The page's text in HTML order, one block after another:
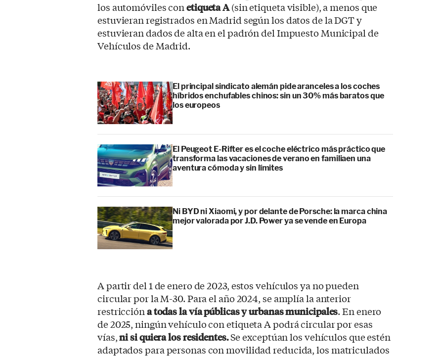
los automóviles conetiqueta A(sin etiqueta visible), a menos que
estuvieran registrados en Madrid según los datos de la DGT y
estuvieran dados de alta en el padrón del Impuesto Municipal de
Vehículos de Madrid.
El principal sindicato alemán pide aranceles a los coches
híbridos enchufables chinos: sin un 30% más baratos que
los europeos
El Peugeot E-Rifter es el coche eléctrico más práctico que
transforma las vacaciones de verano en familiaen una
aventura cómoda y sin límites
Ni BYD ni Xiaomi, y por delante de Porsche: la marca china
mejor valorada por J.D. Power ya se vende en Europa
A partir del 1 de enero de 2023, estos vehículos ya no pueden
circular por la M-30. Para el año 2024, se amplía la anterior
restriccióna todas la vía públicas y urbanas municipales. En enero
de 2025, ningún vehículo con etiqueta A podrá circular por esas
vías,ni si quiera los residentes.Se exceptúan los vehículos que estén
adaptados para personas con movilidad reducida, los matriculados